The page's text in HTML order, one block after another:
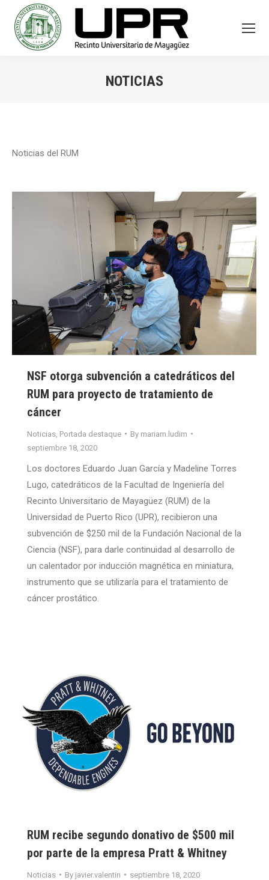
NOTICIAS
Noticias del RUM
NSF otorga subvención a catedráticos del
RUM para proyecto de tratamiento de
cáncer
Noticias Portada destaque By mariam.ludim
septiembre 18, 2020
Los doctores Eduardo Juan García y Madeline Torres
Lugo, catedráticos de la Facultad de Ingeniería del
Recinto Universitario de Mayagüez (RUM) de la
Universidad de Puerto Rico (UPR), recibieron una
subvención de $250 mil de la Fundación Nacional de la
Ciencia (NSF), para darle continuidad al desarrollo de
un calentador por inducción magnética en miniatura,
instrumento que se utilizaría para el tratamiento de
cáncer prostático.
RUM recibe segundo donativo de $500 mil
por parte de la empresa Pratt & Whitney
Noticias By javier.valentin septiembre 18, 2020